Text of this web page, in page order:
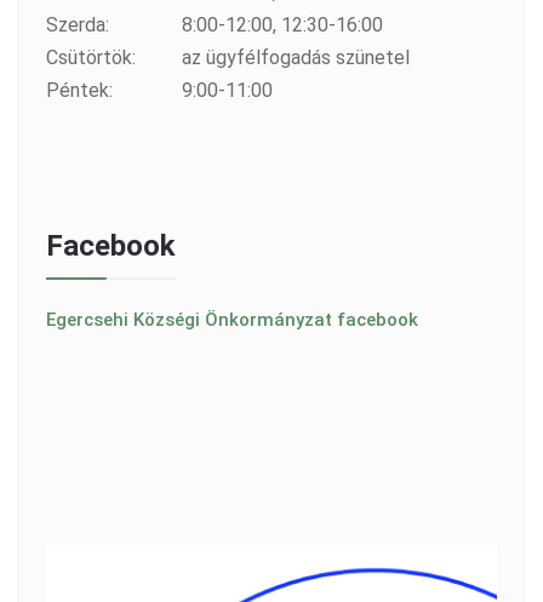
Szerda:
8:00-12:00, 12:30-16:00
Csütörtök:
az ügyfélfogadás szünetel
Péntek:
9:00-11:00
Facebook
Egercsehi Községi Önkormányzat facebook